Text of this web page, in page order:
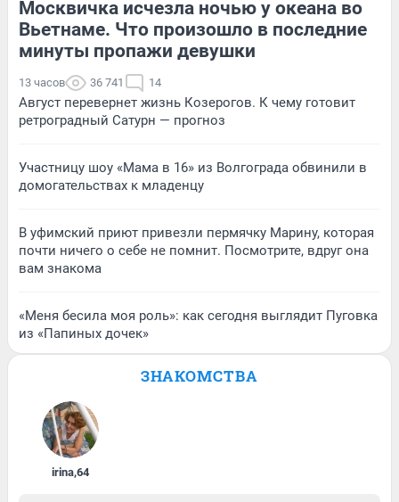
Москвичка исчезла ночью у океана во
Вьетнаме. Что произошло в последние
минуты пропажи девушки
13 часов 36 741 14
Август перевернет жизнь Козерогов. К чему готовит
ретроградный Сатурн — прогноз
Участницу шоу «Мама в 16» из Волгограда обвинили в
домогательствах к младенцу
В уфимский приют привезли пермячку Марину, которая
почти ничего о себе не помнит. Посмотрите, вдруг она
вам знакома
«Меня бесила моя роль»: как сегодня выглядит Пуговка
из «Папиных дочек»
ЗНАКОМСТВА
irina,64